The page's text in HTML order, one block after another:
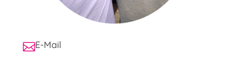
E-Mail